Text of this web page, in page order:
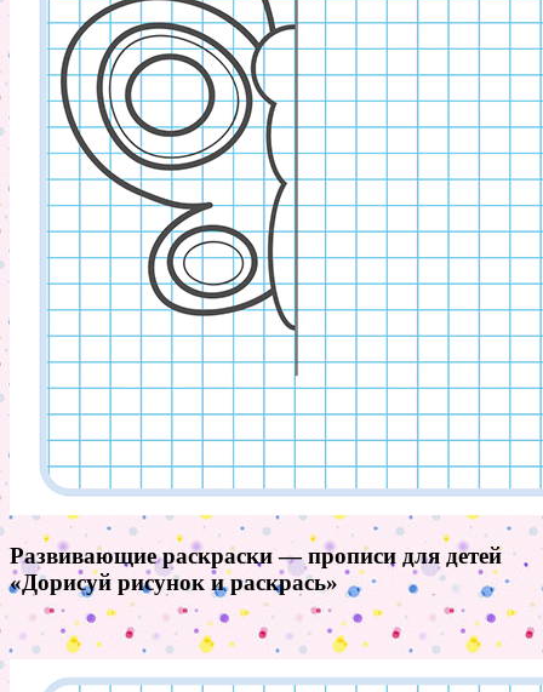
Развивающие раскраски — прописи для детей
«Дорисуй рисунок и раскрась»